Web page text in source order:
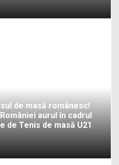
de masă românesc!
aurul în cadrul
de Tenis de masă U21